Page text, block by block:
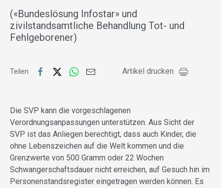
(«Bundeslösung Infostar» und
zivilstandsamtliche Behandlung Tot- und
Fehlgeborener)
Teilen Artikel drucken
Die SVP kann die vorgeschlagenen
Verordnungsanpassungen unterstützen. Aus Sicht der
SVP ist das Anliegen berechtigt, dass auch Kinder, die
ohne Lebenszeichen auf die Welt kommen und die
Grenzwerte von 500 Gramm oder 22 Wochen
Schwangerschaftsdauer nicht erreichen, auf Gesuch hin im
Personenstandsregister eingetragen werden können. Es